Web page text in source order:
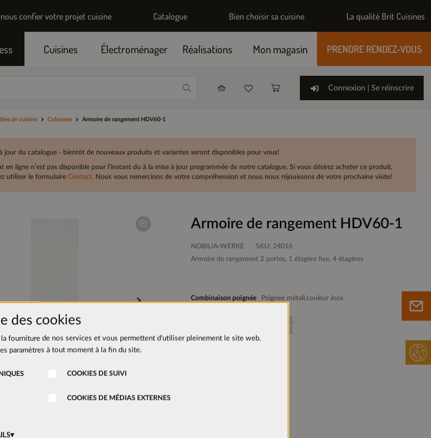
confier votre projet cuisine Catalogue Bien choisir sa cuisine La qualité Brit Cuisines
Cuisines Électroménager Réalisations Mon magasin PRENDRE RENDEZ-VOUS
des cookies
fourniture de nos services et vous permettent d'utiliser pleinement le site web.
paramètres à tout moment à la fin du site.
COOKIES DE SUIVI
COOKIES DE MÉDIAS EXTERNES
Connexion | Se réinscrire
de cuisine Colonnes Armoire de rangement HDV60-1
jour du catalogue - bientôt de nouveaux produits et variantes seront disponibles pour vous!
en ligne n’est pas disponible pour l’instant du à la mise à jour programmée de notre catalogue. Si vous désirez acheter ce produit,
utiliser le formulaire Contact. Nous vous remercions de votre compréhension et nous nous réjouissons de votre prochaine visite!
Armoire de rangement HDV60-1
NOBILIA-WERKE SKU: 24016
Armoire de rangement 2 portes, 1 étagère fixe, 4 étagères
Combinaison poignée Poignée métall.couleur inox